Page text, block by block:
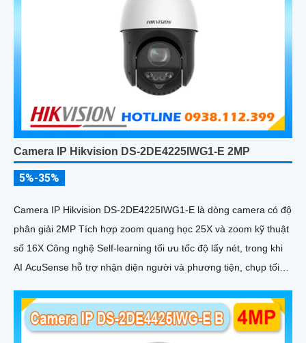
Camera IP Hikvision DS-2DE4225IWG1-E 2MP
5%-35%
Camera IP Hikvision DS-2DE4225IWG1-E là dòng camera có độ
phân giải 2MP Tích hợp zoom quang học 25X và zoom kỹ thuật
số 16X Công nghệ Self-learning tối ưu tốc độ lấy nét, trong khi
AI AcuSense hỗ trợ nhận diện người và phương tiện, chụp tối